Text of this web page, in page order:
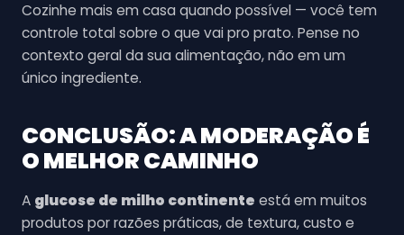
Cozinhe mais em casa quando possível — você tem
controle total sobre o que vai pro prato. Pense no
contexto geral da sua alimentação, não em um
único ingrediente.
CONCLUSÃO: A MODERAÇÃO É
O MELHOR CAMINHO
A glucose de milho continente está em muitos
produtos por razões práticas, de textura, custo e